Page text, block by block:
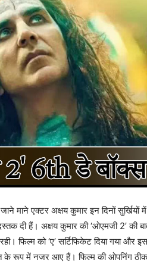
माने एक्टर अक्षय कुमार इन दिनों सुर्खियों
दी हैं। अक्षय कुमार की ‘ओएमजी 2’ की
रही। फिल्म को ‘ए’ सर्टिफिकेट दिया गया
के रूप में नजर आए हैं। फिल्म की ओपनिंग